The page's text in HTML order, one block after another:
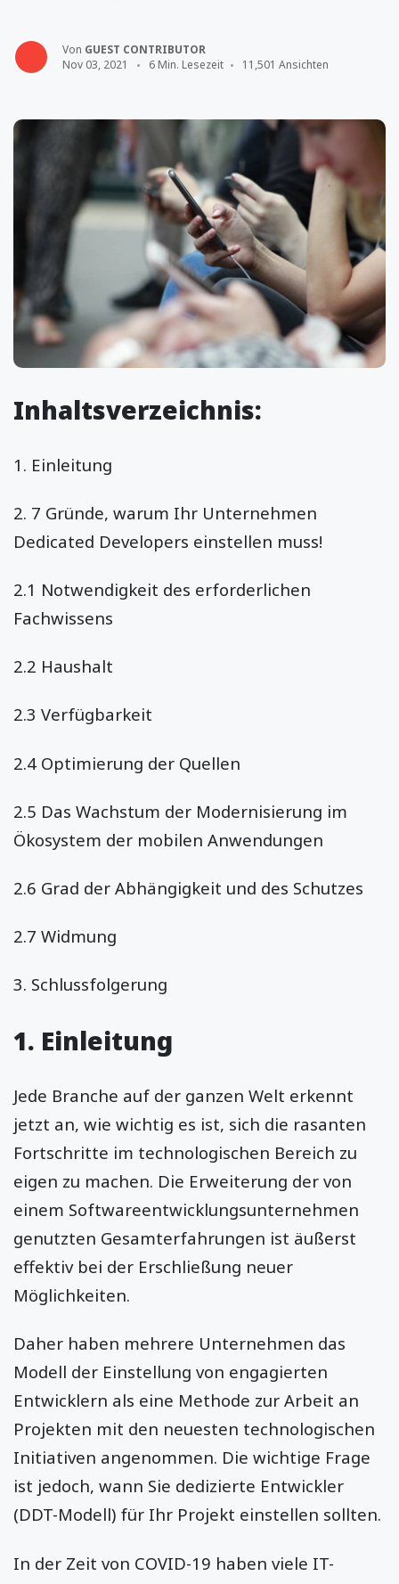
Von GUEST CONTRIBUTOR
Nov 03, 2021
6 Min. Lesezeit 11,501 Ansichten
Inhaltsverzeichnis:
1. Einleitung
2. 7 Gründe, warum Ihr Unternehmen
Dedicated Developers einstellen muss!
2.1 Notwendigkeit des erforderlichen
Fachwissens
2.2 Haushalt
2.3 Verfügbarkeit
2.4 Optimierung der Quellen
2.5 Das Wachstum der Modernisierung im
Ökosystem der mobilen Anwendungen
2.6 Grad der Abhängigkeit und des Schutzes
2.7 Widmung
3. Schlussfolgerung
1. Einleitung
Jede Branche auf der ganzen Welt erkennt
jetzt an, wie wichtig es ist, sich die rasanten
Fortschritte im technologischen Bereich zu
eigen zu machen. Die Erweiterung der von
einem Softwareentwicklungsunternehmen
genutzten Gesamterfahrungen ist äußerst
effektiv bei der Erschließung neuer
Möglichkeiten.
Daher haben mehrere Unternehmen das
Modell der Einstellung von engagierten
Entwicklern als eine Methode zur Arbeit an
Projekten mit den neuesten technologischen
Initiativen angenommen. Die wichtige Frage
ist jedoch, wann Sie dedizierte Entwickler
(DDT-Modell) für Ihr Projekt einstellen sollten.
In der Zeit von COVID-19 haben viele IT-